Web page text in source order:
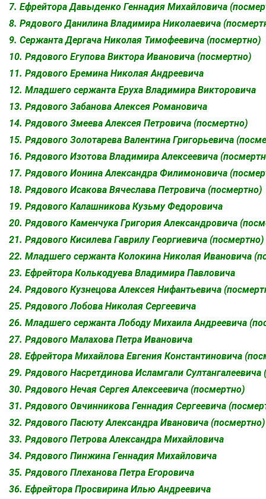
7. Ефрейтора Давыденко Геннадия Михайловича
8. Рядового Данилина Владимира Николаевича
9. Сержанта Дергача Николая Тимофеевича (посмертно)
10. Рядового Егупова Виктора Ивановича (посмертно)
11. Рядового Еремина Николая Андреевича
12. Младшего сержанта Еруха Владимира Викторовича
13. Рядового Забанова Алексея Романовича
14. Рядового Змеева Алексея Петровича (посмертно)
15. Рядового Золотарева Валентина Григорьевича
16. Рядового Изотова Владимира Алексеевича
17. Рядового Ионина Александра Филимоновича
18. Рядового Исакова Вячеслава Петровича (посмертно)
19. Рядового Калашникова Кузьму Федоровича
20. Рядового Каменчука Григория Александровича
21. Рядового Кисилева Гаврилу Георгиевича (посмертно)
22. Младшего сержанта Колокина Николая Ивановича
23. Ефрейтора Колькодуева Владимира Павловича
24. Рядового Кузнецова Алексея Нифантьевича
25. Рядового Лобова Николая Сергеевича
26. Младшего сержанта Лободу Михаила Андреевича
27. Рядового Малахова Петра Ивановича
28. Ефрейтора Михайлова Евгения Константиновича
29. Рядового Насретдинова Исламгали Султангалеевича
30. Рядового Нечая Сергея Алексеевича (посмертно)
31. Рядового Овчинникова Геннадия Сергеевича
32. Рядового Пасюту Александра Ивановича (посмертно)
33. Рядового Петрова Александра Михайловича
34. Рядового Пинжина Геннадия Михайловича
35. Рядового Плеханова Петра Егоровича
36. Ефрейтора Просвирина Илью Андреевича